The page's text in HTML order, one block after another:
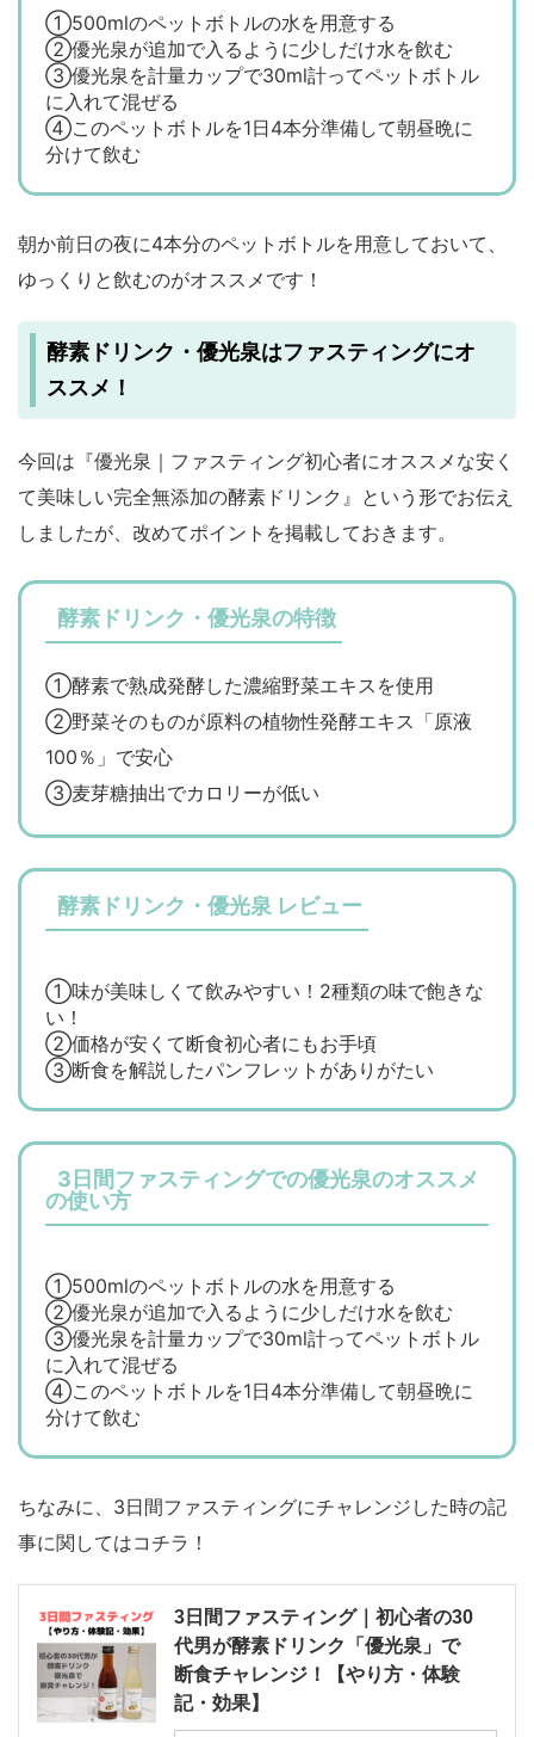
①500mlのペットボトルの水を用意する
②優光泉が追加で入るように少しだけ水を飲む
③優光泉を計量カップで30ml計ってペットボトル
に入れて混ぜる
④このペットボトルを1日4本分準備して朝昼晩に
分けて飲む
朝か前日の夜に4本分のペットボトルを用意しておいて、
ゆっくりと飲むのがオススメです！
酵素ドリンク・優光泉はファスティングにオ
ススメ！
今回は『優光泉｜ファスティング初心者にオススメな安く
て美味しい完全無添加の酵素ドリンク』という形でお伝え
しましたが、改めてポイントを掲載しておきます。
酵素ドリンク・優光泉の特徴
①酵素で熟成発酵した濃縮野菜エキスを使用
②野菜そのものが原料の植物性発酵エキス「原液
100％」で安心
③麦芽糖抽出でカロリーが低い
酵素ドリンク・優光泉 レビュー
①味が美味しくて飲みやすい！2種類の味で飽きな
い！
②価格が安くて断食初心者にもお手頃
③断食を解説したパンフレットがありがたい
3日間ファスティングでの優光泉のオススメ
の使い方
①500mlのペットボトルの水を用意する
②優光泉が追加で入るように少しだけ水を飲む
③優光泉を計量カップで30ml計ってペットボトル
に入れて混ぜる
④このペットボトルを1日4本分準備して朝昼晩に
分けて飲む
ちなみに、3日間ファスティングにチャレンジした時の記
事に関してはコチラ！
3日間ファスティング｜初心者の30
代男が酵素ドリンク「優光泉」で
断食チャレンジ！【やり方・体験
記・効果】